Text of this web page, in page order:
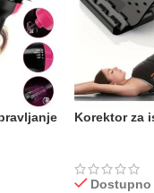
Korektor za
Dostupno